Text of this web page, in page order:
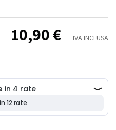
10,90 € IVA INCLUSA